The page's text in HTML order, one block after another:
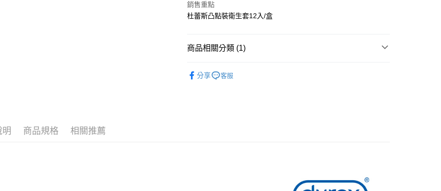
Apple Pay
AFTEE先享後付
２．訂單成立數日內，您將收到繳費通知簡訊。
銷售重點
杜蕾斯凸點裝衛生套12入/盒
商品相關分類 (1)
分享
客服
明 商品規格 相關推薦